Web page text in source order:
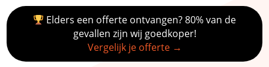
Elders een offerte ontvangen? 80% van de
gevallen zijn wij goedkoper!
Vergelijk je offerte →